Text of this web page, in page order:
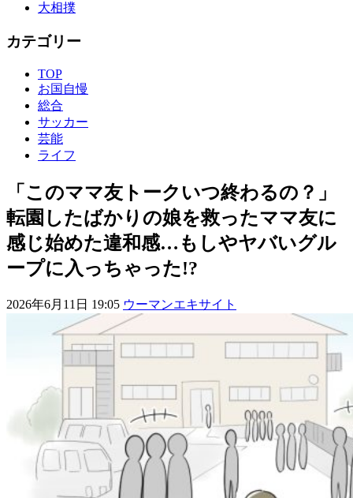
大相撲
カテゴリー
TOP
お国自慢
総合
サッカー
芸能
ライフ
「このママ友トークいつ終わるの？」
転園したばかりの娘を救ったママ友に
感じ始めた違和感…もしやヤバいグル
ープに入っちゃった!?
2026年6月11日 19:05 ウーマンエキサイト